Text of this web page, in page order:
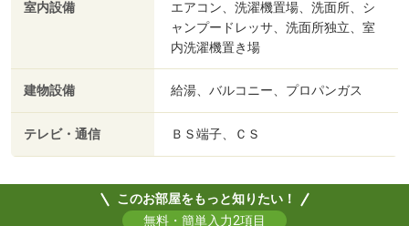
室内設備
エアコン、洗濯機置場、洗面所、シ
ャンプードレッサ、洗面所独立、室
内洗濯機置き場
建物設備 給湯、バルコニー、プロパンガス
テレビ・通信 ＢＳ端子、ＣＳ
このお部屋をもっと知りたい！
無料・簡単入力2項目